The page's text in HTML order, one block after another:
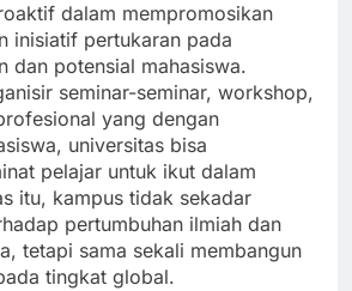
dalam mempromosikan
inisiatif pertukaran pada
dan potensial mahasiswa.
seminar-seminar, workshop,
yang dengan
universitas bisa
pelajar untuk ikut dalam
itu, kampus tidak sekadar
pertumbuhan ilmiah dan
tetapi sama sekali membangun
tingkat global.